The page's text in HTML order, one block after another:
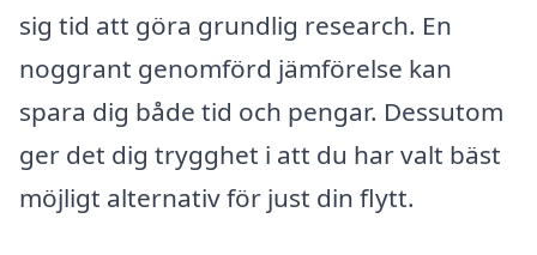
sig tid att göra grundlig research. En
noggrant genomförd jämförelse kan
spara dig både tid och pengar. Dessutom
ger det dig trygghet i att du har valt bäst
möjligt alternativ för just din flytt.